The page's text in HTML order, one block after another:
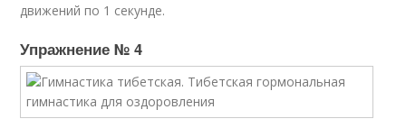
движений по 1 секунде.
Упражнение № 4